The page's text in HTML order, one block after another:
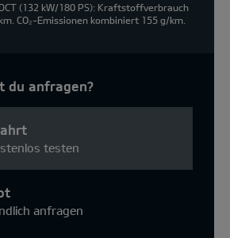
(132 kW/180 PS): Kraftstoffverbrauch
CO₂-Emissionen kombiniert 155 g/km.
du anfragen?
testen
anfragen